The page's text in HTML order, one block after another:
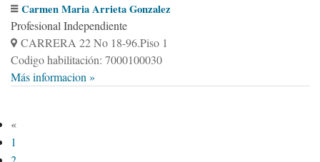
Carmen Maria Arrieta Gonzalez
Profesional Independiente
CARRERA 22 No 18-96.Piso 1
Codigo habilitación: 7000100030
Más informacion »
«
1